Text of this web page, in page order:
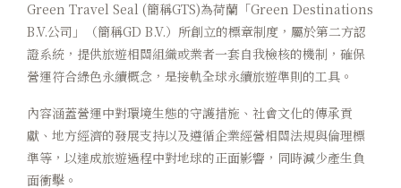
Green Travel Seal (簡稱GTS)為荷蘭「Green Destinations
B.V.公司」（簡稱GD B.V.）所創立的標章制度，屬於第二方認
證系統，提供旅遊相關組織或業者一套自我檢核的機制，確保
營運符合綠色永續概念，是接軌全球永續旅遊準則的工具。
內容涵蓋營運中對環境生態的守護措施、社會文化的傳承貢
獻、地方經濟的發展支持以及遵循企業經營相關法規與倫理標
準等，以達成旅遊過程中對地球的正面影響，同時減少產生負
面衝擊。